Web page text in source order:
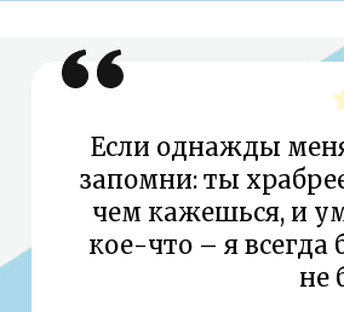
Если однажды
запомни: ты
чем кажешься, и
кое-что – я всегда
не